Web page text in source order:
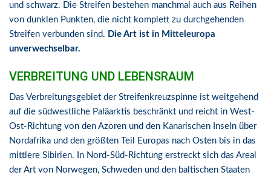
und schwarz. Die Streifen bestehen manchmal auch aus Reihen
von dunklen Punkten, die nicht komplett zu durchgehenden
Streifen verbunden sind. Die Art ist in Mitteleuropa
unverwechselbar.
VERBREITUNG UND LEBENSRAUM
Das Verbreitungsgebiet der Streifenkreuzspinne ist weitgehend
auf die südwestliche Paläarktis beschränkt und reicht in West-
Ost-Richtung von den Azoren und den Kanarischen Inseln über
Nordafrika und den größten Teil Europas nach Osten bis in das
mittlere Sibirien. In Nord-Süd-Richtung erstreckt sich das Areal
der Art von Norwegen, Schweden und den baltischen Staaten